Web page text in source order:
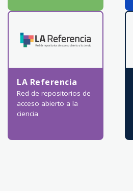
LA Referencia
Red de repositorios de
acceso abierto a la
ciencia